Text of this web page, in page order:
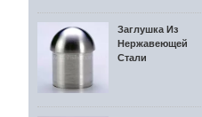
Заглушка Из
Нержавеющей
Стали